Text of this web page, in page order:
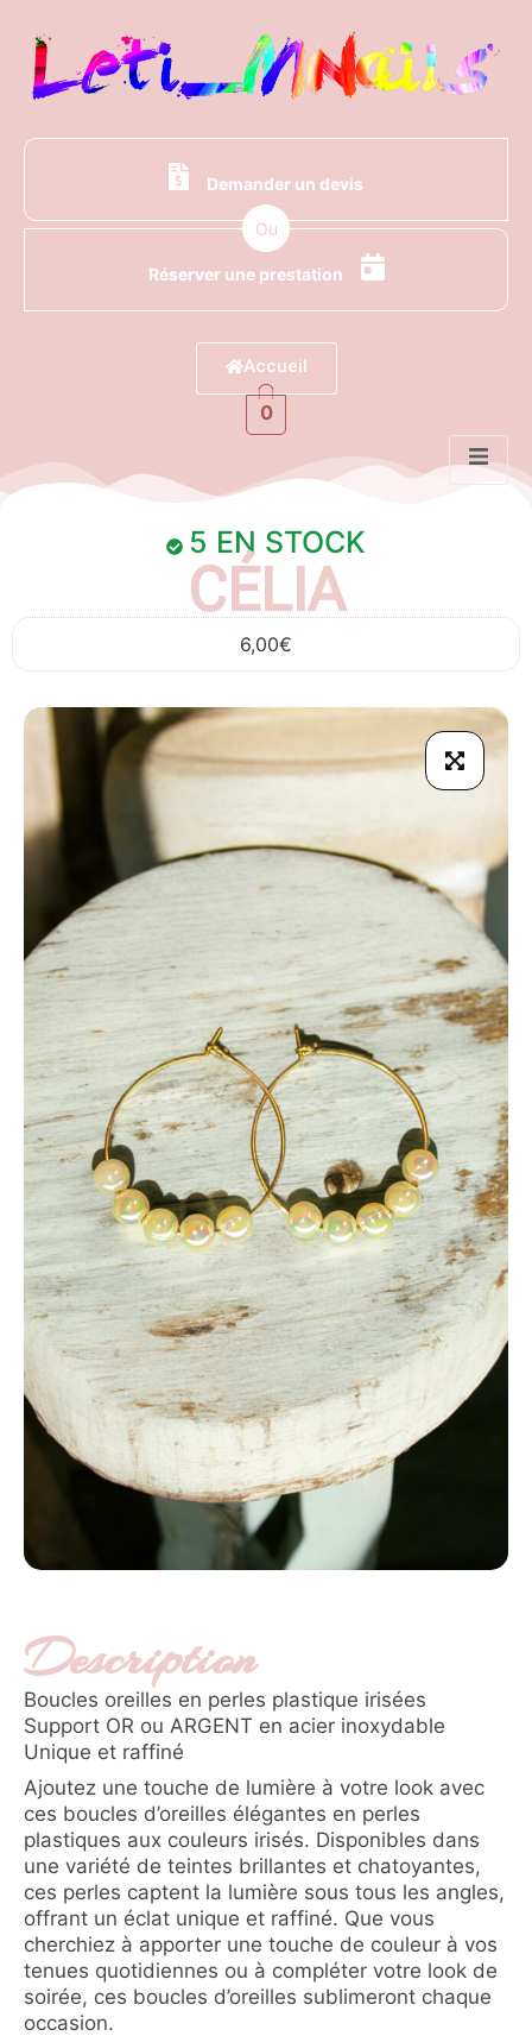
Demander un devis
Ou
Réserver une prestation
Accueil
0
5 EN STOCK
CÉLIA
6,00€
Description
Boucles oreilles en perles plastique irisées
Support OR ou ARGENT en acier inoxydable
Unique et raffiné
Ajoutez une touche de lumière à votre look avec
ces boucles d’oreilles élégantes en perles
plastiques aux couleurs irisés. Disponibles dans
une variété de teintes brillantes et chatoyantes,
ces perles captent la lumière sous tous les angles,
offrant un éclat unique et raffiné. Que vous
cherchiez à apporter une touche de couleur à vos
tenues quotidiennes ou à compléter votre look de
soirée, ces boucles d’oreilles sublimeront chaque
occasion.